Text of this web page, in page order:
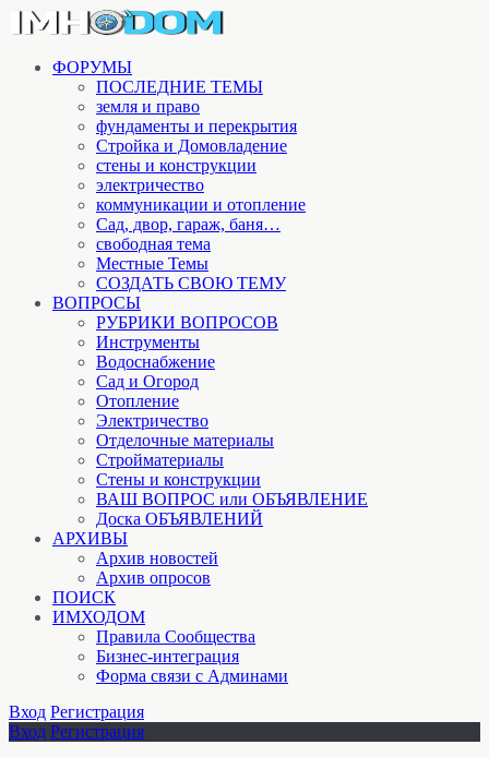
ФОРУМЫ
ПОСЛЕДНИЕ ТЕМЫ
земля и право
фундаменты и перекрытия
Стройка и Домовладение
стены и конструкции
электричество
коммуникации и отопление
Cад, двор, гараж, баня…
свободная тема
Местные Темы
СОЗДАТЬ СВОЮ ТЕМУ
ВОПРОСЫ
РУБРИКИ ВОПРОСОВ
Инструменты
Водоснабжение
Сад и Огород
Отопление
Электричество
Отделочные материалы
Стройматериалы
Стены и конструкции
ВАШ ВОПРОС или ОБЪЯВЛЕНИЕ
Доска ОБЪЯВЛЕНИЙ
АРХИВЫ
Архив новостей
Архив опросов
ПОИСК
ИМХОДОМ
Правила Сообщества
Бизнес-интеграция
Форма связи с Админами
Вход Регистрация
Вход Регистрация